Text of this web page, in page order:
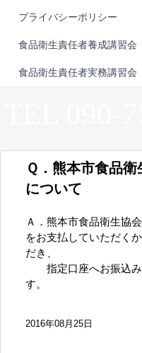
プライバシーポリシー
食品衛生責任者養成講習会
食品衛生責任者実務講習会
Ｑ．熊本市食品
について
Ａ．熊本市食品衛生協
をお支払していただくか
だき、
指定口座へお振込み
す。
2016年08月25日